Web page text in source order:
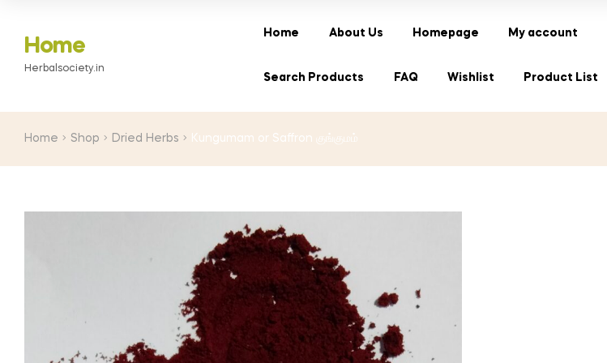
Home
Herbalsociety.in
Home About Us Homepage My account
Search Products FAQ Wishlist Product List
Home Shop Dried Herbs Kungumam or Saffron குங்குமம்
₹260.00